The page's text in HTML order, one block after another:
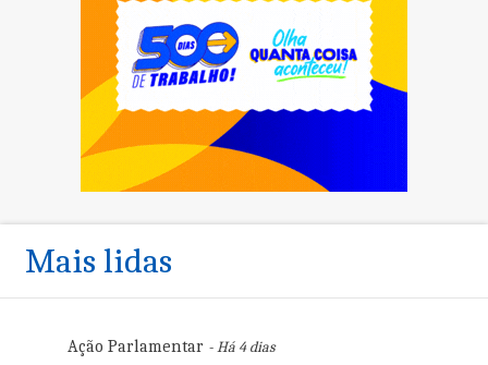
Mais lidas
Ação Parlamentar - Há 4 dias